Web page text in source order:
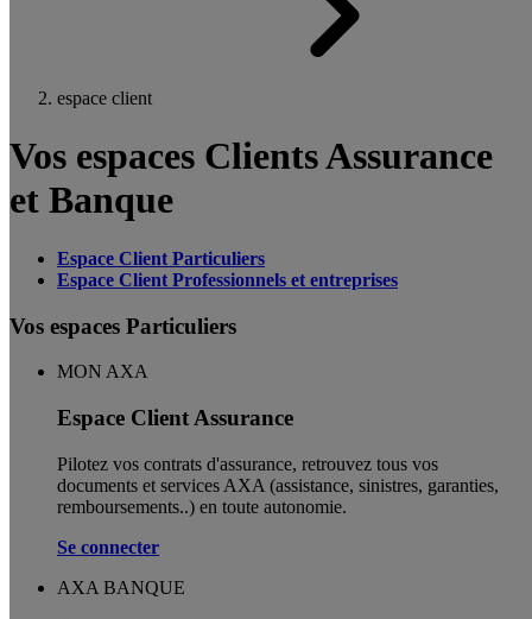
espace client
Vos espaces Clients Assurance
et Banque
Espace Client Particuliers
Espace Client Professionnels et entreprises
Vos espaces Particuliers
MON AXA
Espace Client Assurance
Pilotez vos contrats d'assurance, retrouvez tous vos
documents et services AXA (assistance, sinistres, garanties,
remboursements..) en toute autonomie. ​
Se connecter
AXA BANQUE